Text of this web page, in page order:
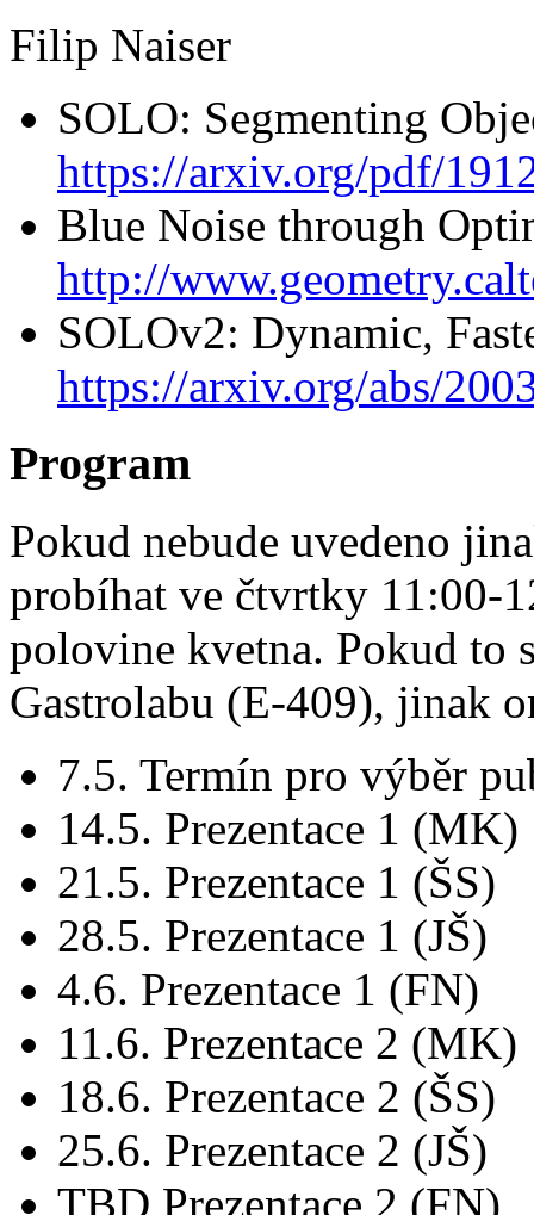
Filip Naiser
SOLO: Segmenting
https://arxiv.org/pdf/
Blue Noise through
http://
SOLOv2: Dynamic,
https://arxiv.org/abs/
Program
Pokud nebude uvedeno
probíhat ve čtvrtky 11:00-
polovine kvetna. Pokud to
Gastrolabu (E-409), jinak
7.5. Termín pro výběr
14.5. Prezentace 1 (MK)
21.5. Prezentace 1 (ŠS)
28.5. Prezentace 1 (JŠ)
4.6. Prezentace 1 (FN)
11.6. Prezentace 2 (MK)
18.6. Prezentace 2 (ŠS)
25.6. Prezentace 2 (JŠ)
TBD Prezentace 2 (FN)